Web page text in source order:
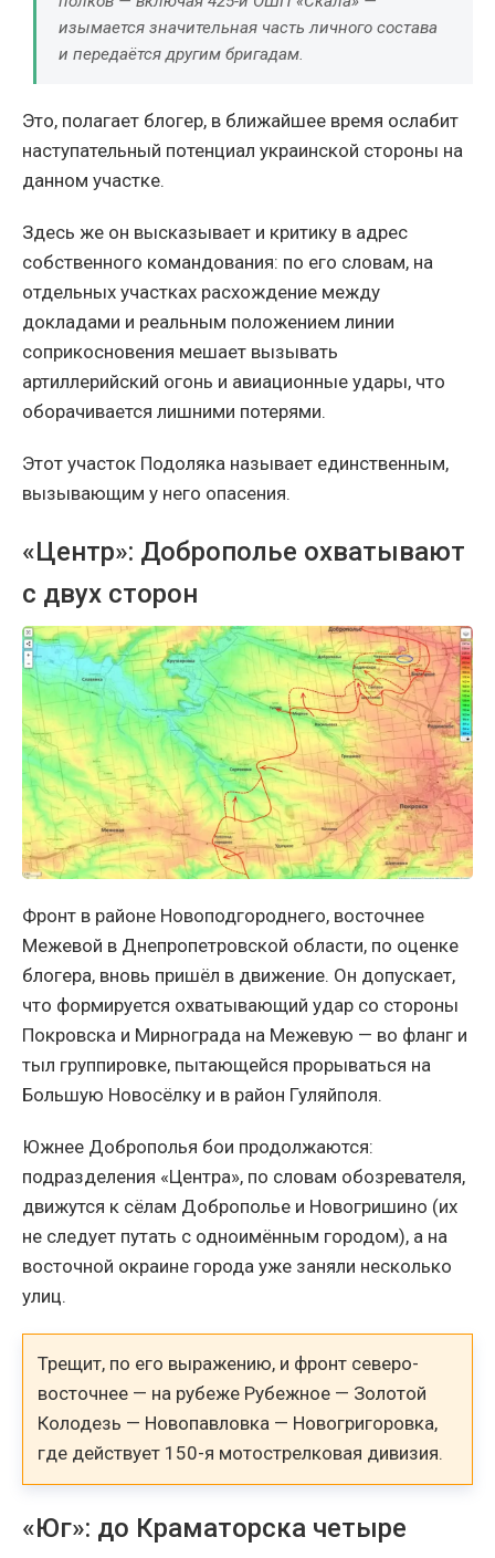
изымается значительная часть личного состава
и передаётся другим бригадам.
Это, полагает блогер, в ближайшее время ослабит
наступательный потенциал украинской стороны на
данном участке.
Здесь же он высказывает и критику в адрес
собственного командования: по его словам, на
отдельных участках расхождение между
докладами и реальным положением линии
соприкосновения мешает вызывать
артиллерийский огонь и авиационные удары, что
оборачивается лишними потерями.
Этот участок Подоляка называет единственным,
вызывающим у него опасения.
«Центр»: Доброполье охватывают
с двух сторон
Фронт в районе Новоподгороднего, восточнее
Межевой в Днепропетровской области, по оценке
блогера, вновь пришёл в движение. Он допускает,
что формируется охватывающий удар со стороны
Покровска и Мирнограда на Межевую — во фланг и
тыл группировке, пытающейся прорываться на
Большую Новосёлку и в район Гуляйполя.
Южнее Доброполья бои продолжаются:
подразделения «Центра», по словам обозревателя,
движутся к сёлам Доброполье и Новогришино (их
не следует путать с одноимённым городом), а на
восточной окраине города уже заняли несколько
улиц.
Трещит, по его выражению, и фронт северо-
восточнее — на рубеже Рубежное — Золотой
Колодезь — Новопавловка — Новогригоровка,
где действует 150-я мотострелковая дивизия.
«Юг»: до Краматорска четыре